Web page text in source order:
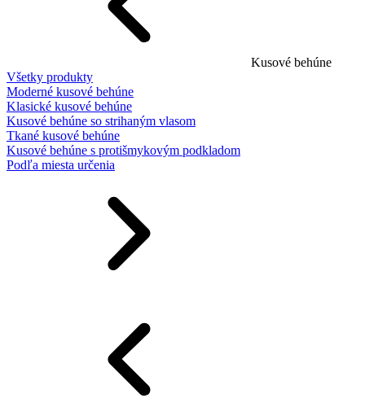
Kusové behúne
Všetky produkty
Moderné kusové behúne
Klasické kusové behúne
Kusové behúne so strihaným vlasom
Tkané kusové behúne
Kusové behúne s protišmykovým podkladom
Podľa miesta určenia